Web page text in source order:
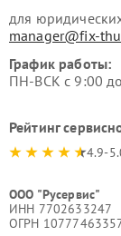
для
manager@fix-
График работы:
ПН-ВСК с 9:00
Рейтинг
4.9-
ООО "Русервис"
ИНН 7702633247
ОГРН